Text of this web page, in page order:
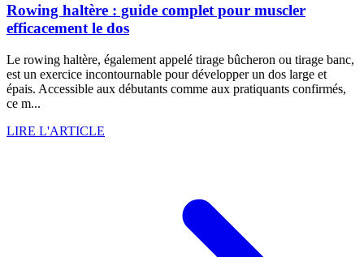
Rowing haltère : guide complet pour muscler
efficacement le dos
Le rowing haltère, également appelé tirage bûcheron ou tirage banc,
est un exercice incontournable pour développer un dos large et
épais. Accessible aux débutants comme aux pratiquants confirmés,
ce m...
LIRE L'ARTICLE